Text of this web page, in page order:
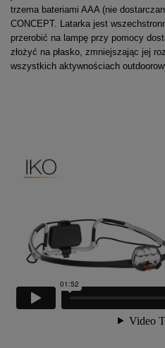
trzema bateriami AAA (nie
CONCEPT. Latarka jest
przerobić na lampę przy pomocy
złożyć na płasko, zmniejszając jej
wszystkich aktywnościach